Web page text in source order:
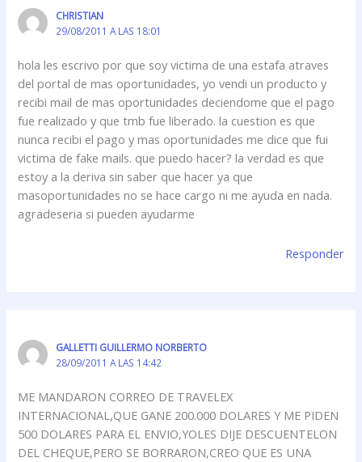
CHRISTIAN
29/08/2011 A LAS 18:01
hola les escrivo por que soy victima de una estafa atraves
del portal de mas oportunidades, yo vendi un producto y
recibi mail de mas oportunidades deciendome que el pago
fue realizado y que tmb fue liberado. la cuestion es que
nunca recibi el pago y mas oportunidades me dice que fui
victima de fake mails. que puedo hacer? la verdad es que
estoy a la deriva sin saber que hacer ya que
masoportunidades no se hace cargo ni me ayuda en nada.
agradeseria si pueden ayudarme
Responder
GALLETTI GUILLERMO NORBERTO
28/09/2011 A LAS 14:42
ME MANDARON CORREO DE TRAVELEX
INTERNACIONAL,QUE GANE 200.000 DOLARES Y ME PIDEN
500 DOLARES PARA EL ENVIO,YOLES DIJE DESCUENTELON
DEL CHEQUE,PERO SE BORRARON,CREO QUE ES UNA